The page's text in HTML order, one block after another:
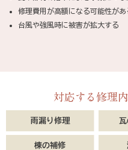
修理費用が高額になる可能性があ
台風や強風時に被害が拡大する
対応する修理
​雨漏り修理
​棟の補修
瓦